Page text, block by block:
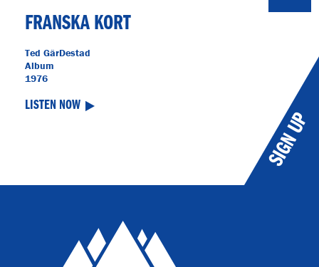
FRANSKA KORT
Ted GärDestad
Album
1976
LISTEN NOW
SIGN UP